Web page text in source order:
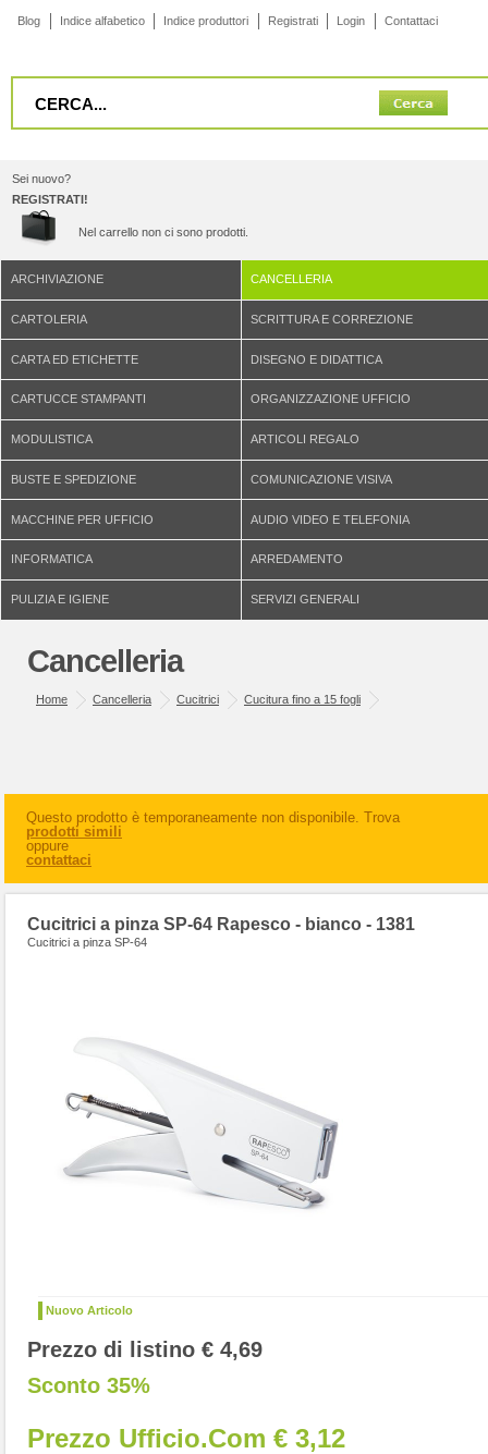
Blog Indice alfabetico Indice produttori Registrati Login Contattaci
Sei nuovo?
REGISTRATI!
Nel carrello non ci sono prodotti.
ARCHIVIAZIONE CANCELLERIA
CARTOLERIA SCRITTURA E CORREZIONE
CARTA ED ETICHETTE DISEGNO E DIDATTICA
CARTUCCE STAMPANTI ORGANIZZAZIONE UFFICIO
MODULISTICA ARTICOLI REGALO
BUSTE E SPEDIZIONE COMUNICAZIONE VISIVA
MACCHINE PER UFFICIO AUDIO VIDEO E TELEFONIA
INFORMATICA ARREDAMENTO
PULIZIA E IGIENE SERVIZI GENERALI
Cancelleria
Home Cancelleria Cucitrici Cucitura fino a 15 fogli
Questo prodotto è temporaneamente non disponibile. Trova
prodotti simili
oppure
contattaci
Cucitrici a pinza SP-64 Rapesco - bianco - 1381
Cucitrici a pinza SP-64
Nuovo Articolo
Prezzo di listino € 4,69
Sconto 35%
Prezzo Ufficio.com € 3,12